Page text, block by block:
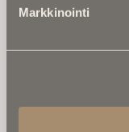
Markkinointi
Anna palautetta